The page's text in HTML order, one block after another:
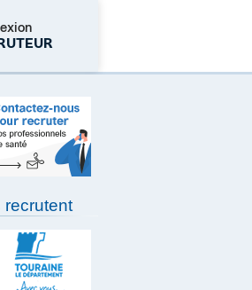
oublié
recrutent